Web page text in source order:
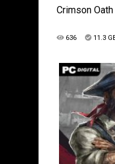
Crimson
636 11.3